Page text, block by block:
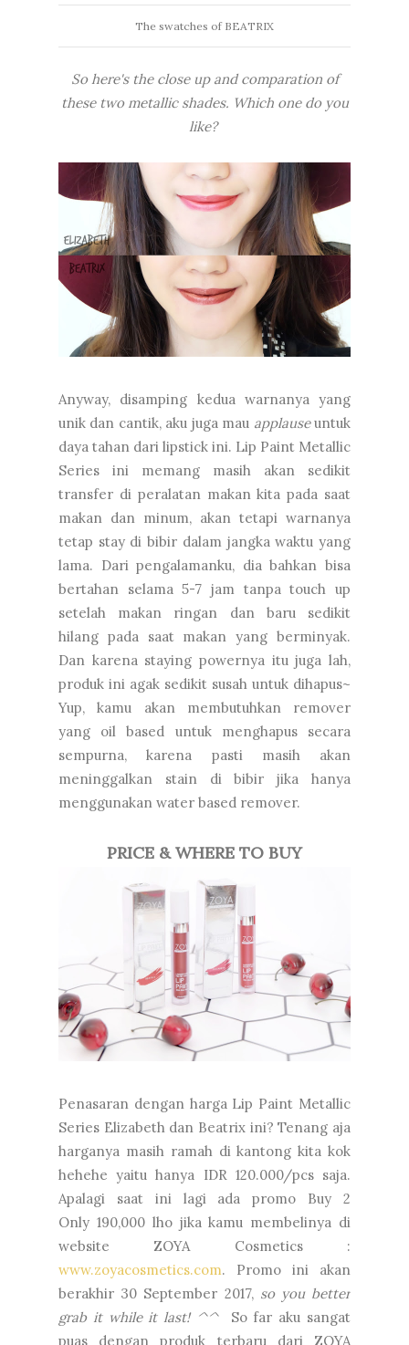
The swatches of BEATRIX
So here's the close up and comparation of
these two metallic shades. Which one do you
like?
Anyway, disamping kedua warnanya yang
unik dan cantik, aku juga mau applauseuntuk
daya tahan dari lipstick ini. Lip Paint Metallic
Series ini memang masih akan sedikit
transfer di peralatan makan kita pada saat
makan dan minum, akan tetapi warnanya
tetap stay di bibir dalam jangka waktu yang
lama. Dari pengalamanku, dia bahkan bisa
bertahan selama 5-7 jam tanpa touch up
setelah makan ringan dan baru sedikit
hilang pada saat makan yang berminyak.
Dan karena staying powernya itu juga lah,
produk ini agak sedikit susah untuk dihapus~
Yup, kamu akan membutuhkan remover
yang oil based untuk menghapus secara
sempurna, karena pasti masih akan
meninggalkan stain di bibir jika hanya
menggunakan water based remover.
PRICE & WHERE TO BUY
Penasaran dengan harga Lip Paint Metallic
Series Elizabeth dan Beatrix ini? Tenang aja
harganya masih ramah di kantong kita kok
hehehe yaitu hanya IDR 120.000/pcs saja.
Apalagi saat ini lagi ada promo Buy 2
Only 190,000 lho jika kamu membelinya di
website ZOYA Cosmetics :
www.zoyacosmetics.com. Promo ini akan
berakhir 30 September 2017, so you better
grab it while it last! ^^ So far aku sangat
puas dengan produk terbaru dari ZOYA